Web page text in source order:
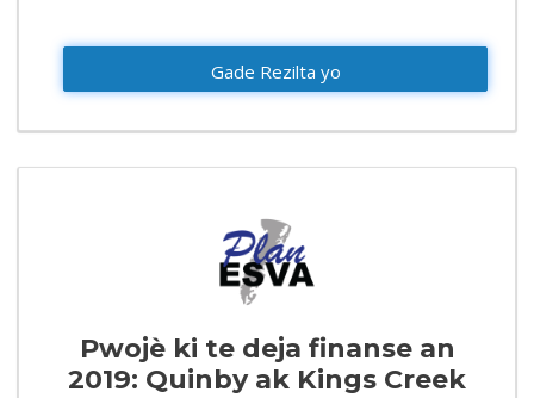
Gade Rezilta yo
Pwojè ki te deja finanse an
2019: Quinby ak Kings Creek